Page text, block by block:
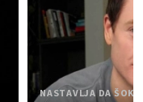
NASTAVLJA DA